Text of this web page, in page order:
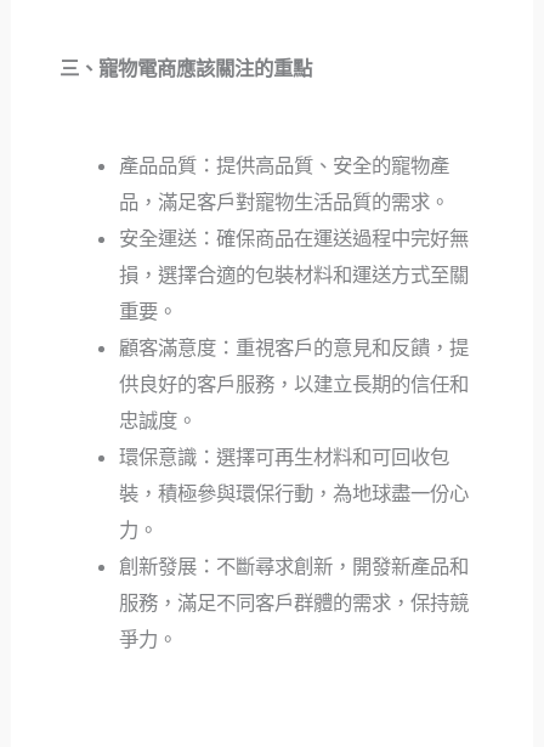
三、寵物電商應該關注的重點
產品品質：提供高品質、安全的寵物產
品，滿足客戶對寵物生活品質的需求。
安全運送：確保商品在運送過程中完好無
損，選擇合適的包裝材料和運送方式至關
重要。
顧客滿意度：重視客戶的意見和反饋，提
供良好的客戶服務，以建立長期的信任和
忠誠度。
環保意識：選擇可再生材料和可回收包
裝，積極參與環保行動，為地球盡一份心
力。
創新發展：不斷尋求創新，開發新產品和
服務，滿足不同客戶群體的需求，保持競
爭力。